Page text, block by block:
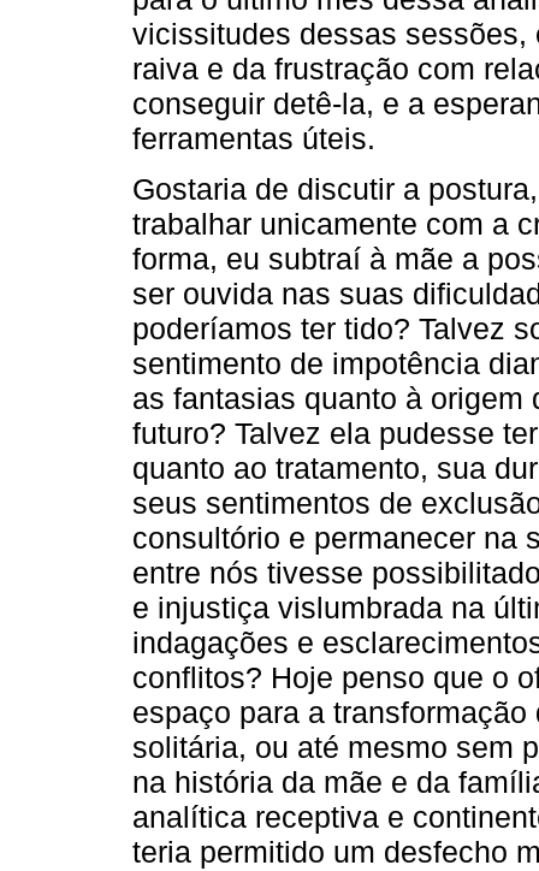
vicissitudes dessas sessões,
raiva e da frustração com
conseguir detê-la, e a
ferramentas úteis.
Gostaria de discutir a
trabalhar unicamente com a
forma, eu subtraí à mãe a
ser ouvida nas suas
poderíamos ter tido? Talvez
sentimento de impotência
as fantasias quanto à
futuro? Talvez ela pudesse
quanto ao tratamento, sua
seus sentimentos de
consultório e permanecer na
entre nós tivesse
e injustiça vislumbrada na
indagações e
conflitos? Hoje penso que o
espaço para a
solitária, ou até mesmo sem
na história da mãe e da
analítica receptiva e
teria permitido um desfecho